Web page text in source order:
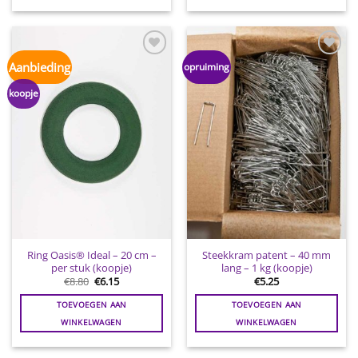
Aanbieding
koopje
Ring Oasis® Ideal – 20 cm –
per stuk (koopje)
€8.80 Oorspronkelijke
prijs
was:
€8.80.
€6.15Huidige
prijs
is:
€6.15.
TOEVOEGEN AAN
WINKELWAGEN
opruiming
Toevoegen
aan
wenslijst
Steekkram patent – 40 mm
lang – 1 kg (koopje)
€5.25
TOEVOEGEN AAN
WINKELWAGEN